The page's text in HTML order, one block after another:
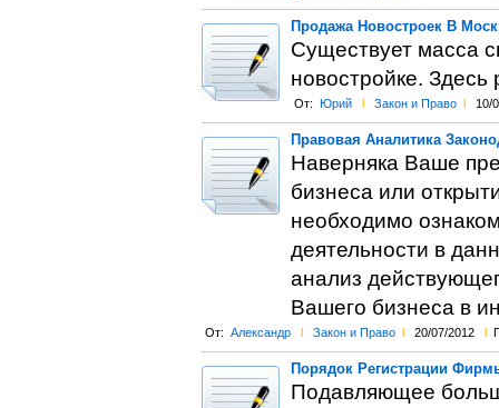
Продажа Новостроек В
Существует масса
новостройке.
От: Юрий l Закон и Право l 10/
Правовая Аналитика
Наверняка Ваше
бизнеса или
необходимо
деятельности в
анализ
Вашего бизнеса в
От: Александр l Закон и Право l 20/07/2012 l
Порядок Регистрации
Подавляющее